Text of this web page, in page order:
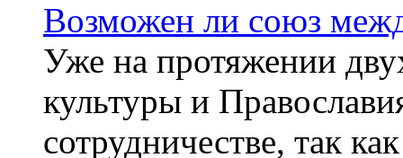
Возможен ли союз
Уже на протяжении
культуры и
сотрудничестве, так